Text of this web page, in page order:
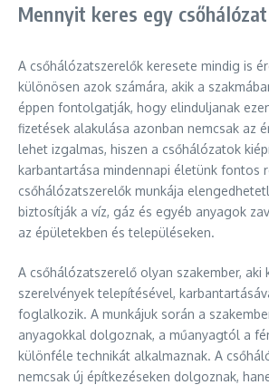
Mennyit keres egy
A csőhálózatszerelők keresete mindig is
különösen azok számára, akik a
éppen fontolgatják, hogy elinduljanak
fizetések alakulása azonban nemcsak az
lehet izgalmas, hiszen a csőhálózatok
karbantartása mindennapi életünk fontos
csőhálózatszerelők munkája
biztosítják a víz, gáz és egyéb anyagok
az épületekben és településeken.
A csőhálózatszerelő olyan szakember, aki
szerelvények telepítésével,
foglalkozik. A munkájuk során a
anyagokkal dolgoznak, a műanyagtól a
különféle technikát alkalmaznak. A
nemcsak új építkezéseken dolgoznak,